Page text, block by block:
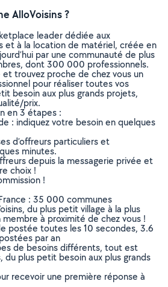
AlloVoisins ?
leader dédiée aux
et à la location de matériel, créée en
par une communauté de plus
dont 300 000 professionnels.
trouvez proche de chez vous un
pour réaliser toutes vos
besoin aux plus grands projets,
prix.
en 3 étapes :
: indiquez votre besoin en quelques
d’offreurs particuliers et
minutes.
depuis la messagerie privée et
choix !
!
: 35 000 communes
du plus petit village à la plus
membre à proximité de chez vous !
postée toutes les 10 secondes, 3.6
par an
de besoins différents, tout est
du plus petit besoin aux plus grands
recevoir une première réponse à